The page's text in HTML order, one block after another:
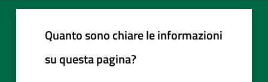
Quanto sono chiare le informazioni
su questa pagina?